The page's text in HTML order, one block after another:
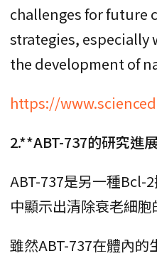
challenges for future
strategies, especially
the development of
https://
2.**ABT-737的研究進
ABT-737是另一種Bcl-
中顯示出清除衰老細胞
雖然ABT-737在體內